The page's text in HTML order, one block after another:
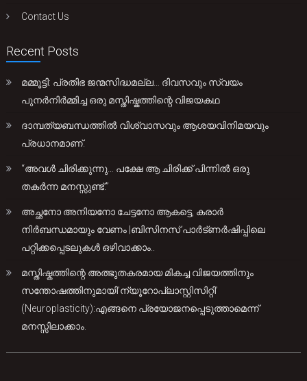
Contact Us
Recent Posts
മമ്മൂട്ടി: പ്രതിഭ ജന്മസിദ്ധമല്ല… ദിവസവും സ്വയം
പുനർനിർമ്മിച്ച ഒരു മസ്തിഷ്കത്തിന്റെ വിജയകഥ
ദാമ്പത്യബന്ധത്തിൽ വിശ്വാസവും ആശയവിനിമയവും
പ്രധാനമാണ്.
“അവൾ ചിരിക്കുന്നു… പക്ഷേ ആ ചിരിക്ക് പിന്നിൽ ഒരു
തകർന്ന മനസ്സുണ്ട്.”
അച്ഛനോ അനിയനോ ചേട്ടനോ ആകട്ടെ, കരാർ
നിർബന്ധമായും വേണം |ബിസിനസ് പാർട്ണർഷിപ്പിലെ
പറ്റിക്കപ്പെടലുകൾ ഒഴിവാക്കാം..
മസ്തിഷ്കത്തിന്റെ അത്ഭുതകരമായ മികച്ച വിജയത്തിനും
സന്തോഷത്തിനുമായി’ന്യൂറോപ്ലാസ്റ്റിസിറ്റി’
(Neuroplasticity):എങ്ങനെ പ്രയോജനപ്പെടുത്താമെന്ന്
മനസ്സിലാക്കാം.